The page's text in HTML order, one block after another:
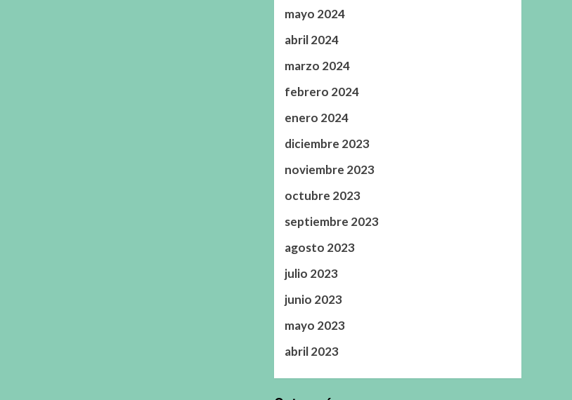
mayo 2024
abril 2024
marzo 2024
febrero 2024
enero 2024
diciembre 2023
noviembre 2023
octubre 2023
septiembre 2023
agosto 2023
julio 2023
junio 2023
mayo 2023
abril 2023